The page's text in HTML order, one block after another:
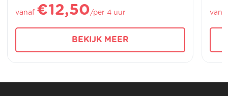
vanaf €12,50/per 4 uur
BEKIJK MEER